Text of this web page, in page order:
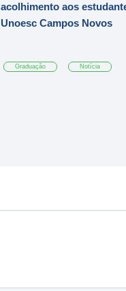
acolhimento aos
Unoesc Campos Novos
Graduação Notícia